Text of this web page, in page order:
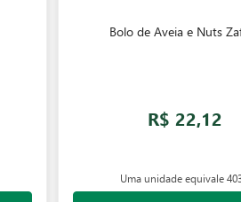
Bolo de Aveia e Nuts
R$ 22,12
Uma unidade equivale